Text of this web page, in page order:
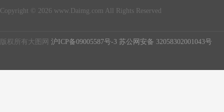
Copyright © 2026 www.Daimg.com All Rights Reserved
版权所有大图网 沪ICP备09005587号-3 苏公网安备 32058302001043号